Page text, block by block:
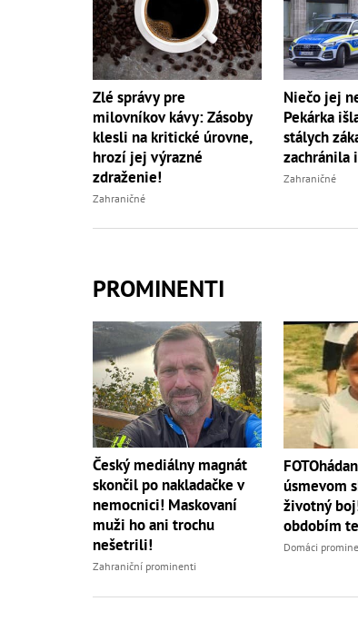
Zlé správy pre
milovníkov kávy: Zásoby
klesli na kritické úrovne,
hrozí jej výrazné
zdraženie!
Zahraničné
Niečo jej
Pekárka
stálych
zachránila
Zahraničné
PROMINENTI
Český mediálny magnát
skončil po nakladačke v
nemocnici! Maskovaní
muži ho ani trochu
nešetrili!
Zahraniční prominenti
úsmevom
životný
obdobím
Domáci